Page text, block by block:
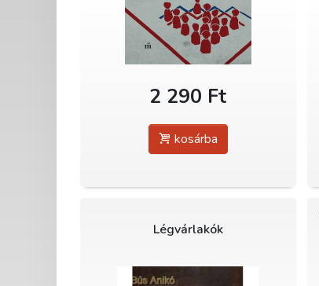
2 290 Ft
kosárba
Légvárlakók